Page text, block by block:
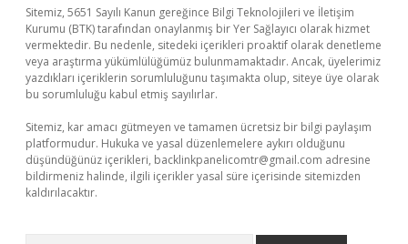
Sitemiz, 5651 Sayılı Kanun gereğince Bilgi Teknolojileri ve İletişim
Kurumu (BTK) tarafından onaylanmış bir Yer Sağlayıcı olarak hizmet
vermektedir. Bu nedenle, sitedeki içerikleri proaktif olarak denetleme
veya araştırma yükümlülüğümüz bulunmamaktadır. Ancak, üyelerimiz
yazdıkları içeriklerin sorumluluğunu taşımakta olup, siteye üye olarak
bu sorumluluğu kabul etmiş sayılırlar.
Sitemiz, kar amacı gütmeyen ve tamamen ücretsiz bir bilgi paylaşım
platformudur. Hukuka ve yasal düzenlemelere aykırı olduğunu
düşündüğünüz içerikleri, backlinkpanelicomtr@gmail.com adresine
bildirmeniz halinde, ilgili içerikler yasal süre içerisinde sitemizden
kaldırılacaktır.